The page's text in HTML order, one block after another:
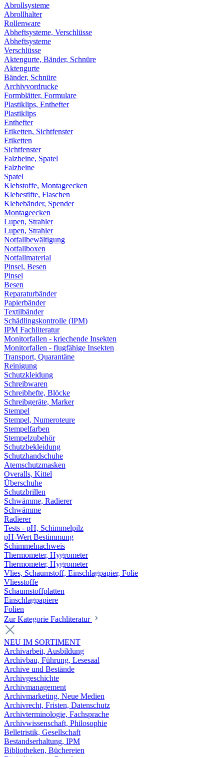
Abrollsysteme
Abrollhalter
Rollenware
Abheftsysteme, Verschlüsse
Abheftsysteme
Verschlüsse
Aktengurte, Bänder, Schnüre
Aktengurte
Bänder, Schnüre
Archivvordrucke
Formblätter, Formulare
Plastiklips, Enthefter
Plastiklips
Enthefter
Etiketten, Sichtfenster
Etiketten
Sichtfenster
Falzbeine, Spatel
Falzbeine
Spatel
Klebstoffe, Montageecken
Klebestifte, Flaschen
Klebebänder, Spender
Montageecken
Lupen, Strahler
Lupen, Strahler
Notfallbewältigung
Notfallboxen
Notfallmaterial
Pinsel, Besen
Pinsel
Besen
Reparaturbänder
Papierbänder
Textilbänder
Schädlingskontrolle (IPM)
IPM Fachliteratur
Monitorfallen - kriechende Insekten
Monitorfallen - flugfähige Insekten
Transport, Quarantäne
Reinigung
Schutzkleidung
Schreibwaren
Schreibhefte, Blöcke
Schreibgeräte, Marker
Stempel
Stempel, Numeroteure
Stempelfarben
Stempelzubehör
Schutzbekleidung
Schutzhandschuhe
Atemschutzmasken
Overalls, Kittel
Überschuhe
Schutzbrillen
Schwämme, Radierer
Schwämme
Radierer
Tests - pH, Schimmelpilz
pH-Wert Bestimmung
Schimmelnachweis
Thermometer, Hygrometer
Thermometer, Hygrometer
Vlies, Schaumstoff, Einschlagpapier, Folie
Vliesstoffe
Schaumstoffplatten
Einschlagpapiere
Folien
Zur Kategorie Fachliteratur
NEU IM SORTIMENT
Archivarbeit, Ausbildung
Archivbau, Führung, Lesesaal
Archive und Bestände
Archivgeschichte
Archivmanagement
Archivmarketing, Neue Medien
Archivrecht, Fristen, Datenschutz
Archivterminologie, Fachsprache
Archivwissenschaft, Philosophie
Belletristik, Gesellschaft
Bestandserhaltung, IPM
Bibliotheken, Büchereien